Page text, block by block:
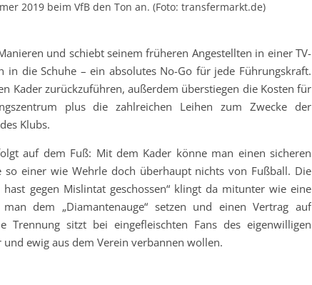
2019 beim VfB den Ton an. (Foto: transfermarkt.de)
und schiebt seinem früheren Angestellten in einer TV-
die Schuhe – ein absolutes No-Go für jede Führungskraft.
Kader zurückzuführen, außerdem überstiegen die Kosten für
plus die zahlreichen Leihen zum Zwecke der
Klubs.
auf dem Fuß: Mit dem Kader könne man einen sicheren
einer wie Wehrle doch überhaupt nichts von Fußball. Die
gegen Mislintat geschossen“ klingt da mitunter wie eine
dem „Diamantenauge“ setzen und einen Vertrag auf
Trennung sitzt bei eingefleischten Fans des eigenwilligen
ewig aus dem Verein verbannen wollen.